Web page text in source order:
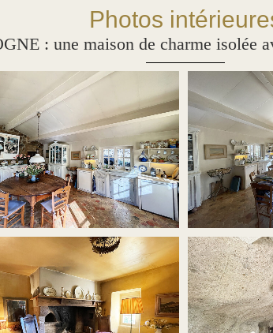
Photos
: une maison de charme isolée